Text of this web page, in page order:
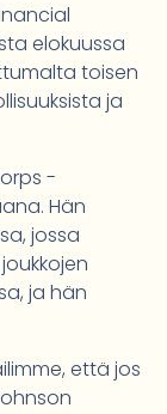
elokuussa
toisen
ja
-
Hän
jossa
ja hän
että jos